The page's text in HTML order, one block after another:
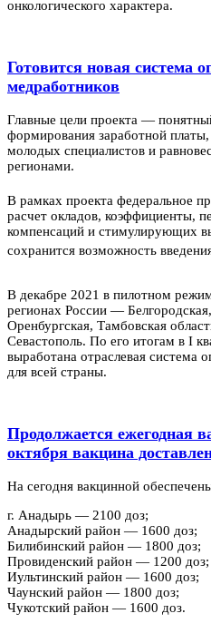
онкологического характера.
Готовится новая система
медработников
Главные цели проекта —
формирования заработной платы,
молодых специалистов и
регионами.
В рамках проекта федеральное
расчет окладов, коэффициенты,
компенсаций и стимулирующих
сохранится возможность
В декабре 2021 в пилотном
регионах России —
Оренбургская, Тамбовская
Севастополь. По его итогам в I
выработана отраслевая система
для всей страны.
Продолжается ежегодная
октября вакцина
На сегодня вакцинной
г. Анадырь — 2100 доз;
Анадырский район — 1600 доз;
Билибинский район — 1800 доз;
Провиденский район — 1200 доз;
Иультинский район — 1600 доз;
Чаунский район — 1800 доз;
Чукотский район — 1600 доз.